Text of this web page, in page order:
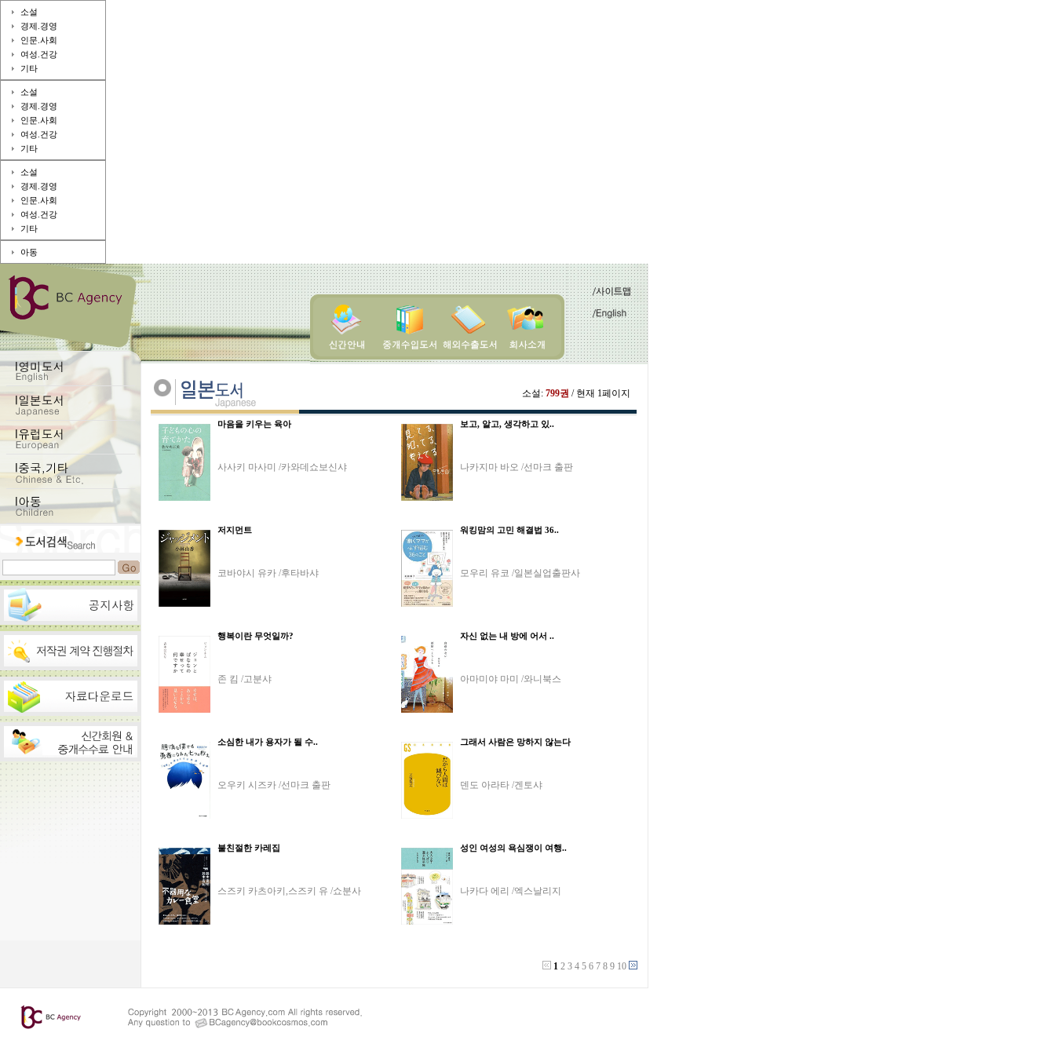
소설
경제.경영
인문.사회
여성.건강
기타
소설
경제.경영
인문.사회
여성.건강
기타
소설
경제.경영
인문.사회
여성.건강
기타
아동
소설: 799권 / 현재 1페이지
마음을 키우는 육아
사사키 마사미 /카와데쇼보신샤
보고, 알고, 생각하고 있..
나카지마 바오 /선마크 출판
저지먼트
코바야시 유카 /후타바샤
워킹맘의 고민 해결법 36..
모우리 유코 /일본실업출판사
행복이란 무엇일까?
존 킴 /고분샤
자신 없는 내 방에 어서 ..
아마미야 마미 /와니북스
소심한 내가 용자가 될 수..
오우키 시즈카 /선마크 출판
그래서 사람은 망하지 않는다
덴도 아라타 /겐토샤
불친절한 카레집
스즈키 카츠아키,스즈키 유 /쇼분사
성인 여성의 욕심쟁이 여행..
나카다 에리 /엑스날리지
1 2 3 4 5 6 7 8 9 10